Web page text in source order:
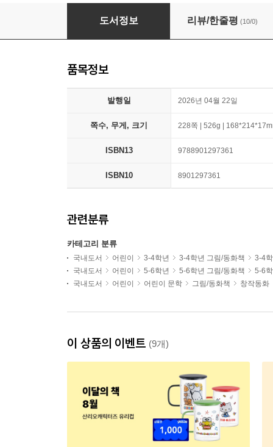
나의 짜고 쓰고 달콤한 부엌
도서정보 리뷰/한줄평 (10/0)
품목정보
발행일 2026년 04월 22일
쪽수, 무게, 크기 228쪽 | 526g |
ISBN13 9788901297361
ISBN10 8901297361
관련분류
카테고리 분류
국내도서 어린이 3-4학년 3-4학년 그림/동화책
3-4
국내도서
어린이 5-6학년 5-6학년 그림/동화책
5-6
국내도서
어린이 어린이 문학 그림/동화책 창작동화
이 상품의 이벤트 (9개)